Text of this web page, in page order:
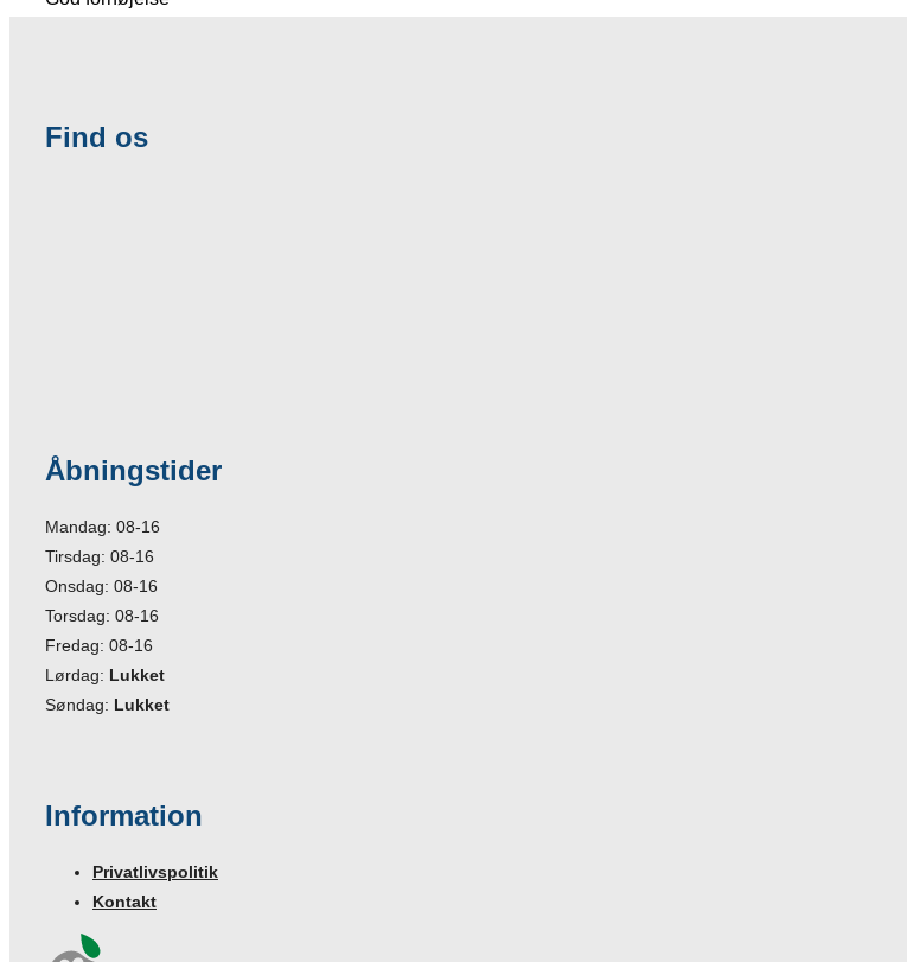
Find os
Åbningstider
Mandag: 08-16
Tirsdag: 08-16
Onsdag: 08-16
Torsdag: 08-16
Fredag: 08-16
Lørdag: Lukket
Søndag: Lukket
Information
Privatlivspolitik
Kontakt